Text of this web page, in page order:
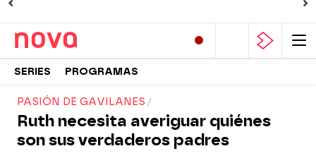
SERIES PROGRAMAS
PASIÓN DE GAVILANES
Ruth necesita averiguar quiénes
son sus verdaderos padres